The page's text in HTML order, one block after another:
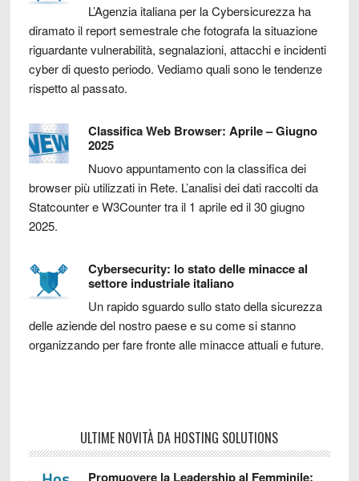
L’Agenzia italiana per la Cybersicurezza ha
diramato il report semestrale che fotografa la situazione
riguardante vulnerabilità, segnalazioni, attacchi e incidenti
cyber di questo periodo. Vediamo quali sono le tendenze
rispetto al passato.
Classifica Web Browser: Aprile – Giugno
2025
Nuovo appuntamento con la classifica dei
browser più utilizzati in Rete. L’analisi dei dati raccolti da
Statcounter e W3Counter tra il 1 aprile ed il 30 giugno
2025.
Cybersecurity: lo stato delle minacce al
settore industriale italiano
Un rapido sguardo sullo stato della sicurezza
delle aziende del nostro paese e su come si stanno
organizzando per fare fronte alle minacce attuali e future.
ULTIME NOVITÀ DA HOSTING SOLUTIONS
Promuovere la Leadership al Femminile: